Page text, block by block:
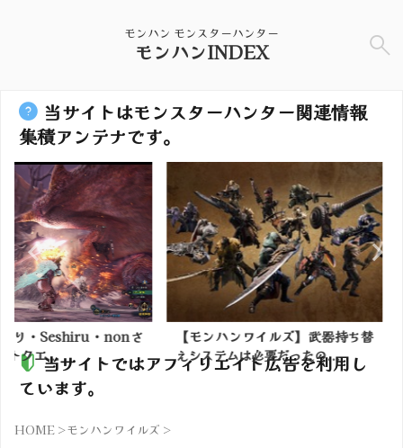
モンハン モンスターハンター
モンハンINDEX
当サイトはモンスターハンター関連情報
集積アンテナです。
・nonさ
【モンハンワイルズ】武器持ち替
えシステムは必要だったの...
【モンハ
ないのはバ
当サイトではアフィリエイト広告を利用し
ています。
HOME >モンハンワイルズ >